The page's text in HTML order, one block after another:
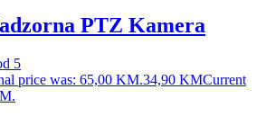
PTZ Kamera
5
price was: 65,00 KM.34,90 KMCurrent